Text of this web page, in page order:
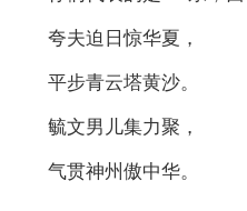
夸夫迫日惊华夏，
平步青云塔黄沙。
毓文男儿集力聚，
气贯神州傲中华。